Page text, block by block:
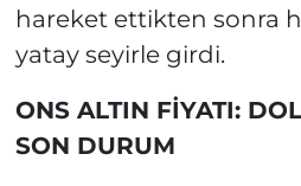
hareket ettikten sonra
yatay seyirle girdi.
ONS ALTIN FİYATI:
SON DURUM